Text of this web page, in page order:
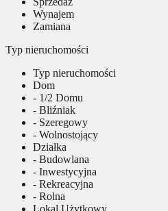
Wynajem
Zamiana
Typ nieruchomości
Typ nieruchomości
Dom
- 1/2 Domu
- Bliźniak
- Szeregowy
- Wolnostojący
Działka
- Budowlana
- Inwestycyjna
- Rekreacyjna
- Rolna
Lokal Użytkowy